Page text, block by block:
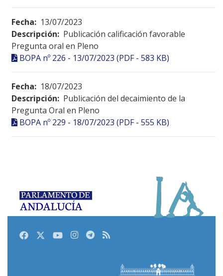
Fecha: 13/07/2023
Descripción: Publicación calificación favorable
Pregunta oral en Pleno
BOPA nº 226 - 13/07/2023 (PDF - 583 KB)
Fecha: 18/07/2023
Descripción: Publicación del decaimiento de la
Pregunta Oral en Pleno
BOPA nº 229 - 18/07/2023 (PDF - 555 KB)
FacebookTwitterYoutubeInstagram
Telegram
RSS